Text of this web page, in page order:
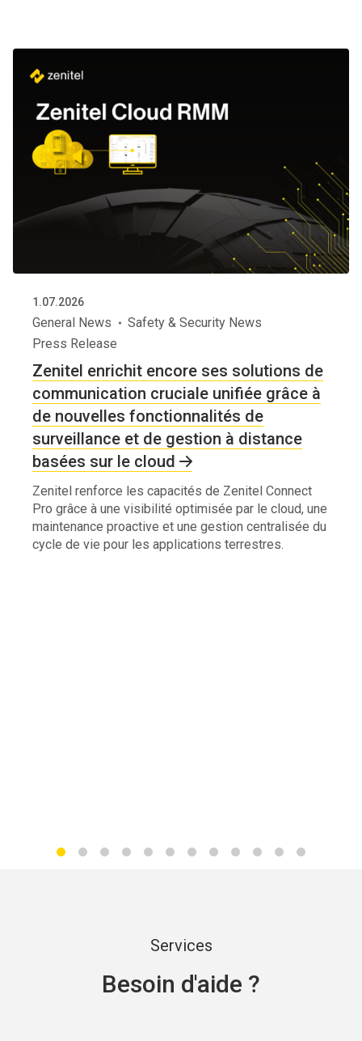
1.07.2026
General News
Safety & Security News
Press Release
Zenitel enrichit encore ses solutions de
communication cruciale unifiée grâce à
de nouvelles fonctionnalités de
surveillance et de gestion à distance
basées sur le cloud
Zenitel renforce les capacités de Zenitel Connect
Pro grâce à une visibilité optimisée par le cloud, une
maintenance proactive et une gestion centralisée du
cycle de vie pour les applications terrestres.
Services
Besoin d'aide ?